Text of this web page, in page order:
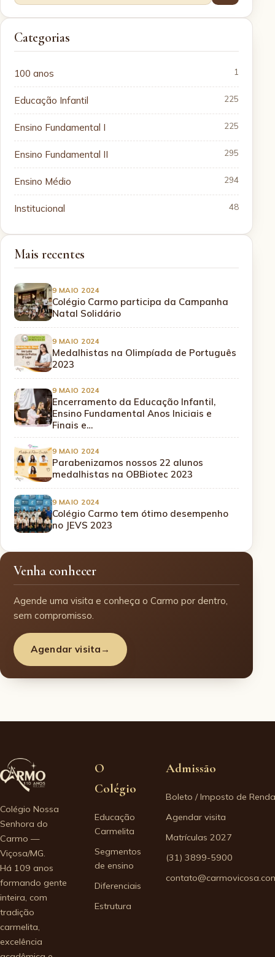
Categorias
100 anos 1
Educação Infantil 225
Ensino Fundamental I 225
Ensino Fundamental II 295
Ensino Médio 294
Institucional 48
Mais recentes
9 MAIO 2024
Colégio Carmo participa da Campanha
Natal Solidário
9 MAIO 2024
Medalhistas na Olimpíada de Português
2023
9 MAIO 2024
Encerramento da Educação Infantil,
Ensino Fundamental Anos Iniciais e
Finais e…
9 MAIO 2024
Parabenizamos nossos 22 alunos
medalhistas na OBBiotec 2023
9 MAIO 2024
Colégio Carmo tem ótimo desempenho
no JEVS 2023
Venha conhecer
Agende uma visita e conheça o Carmo por dentro,
sem compromisso.
Agendar visita →
Colégio Nossa
Senhora do
Carmo —
Viçosa/MG.
Há 109 anos
formando gente
inteira, com
tradição
carmelita,
excelência
O
Colégio
Educação
Carmelita
Segmentos
de ensino
Diferenciais
Estrutura
Admissão
Boleto / Imposto de Renda
Agendar visita
Matrículas 2027
(31) 3899-5900